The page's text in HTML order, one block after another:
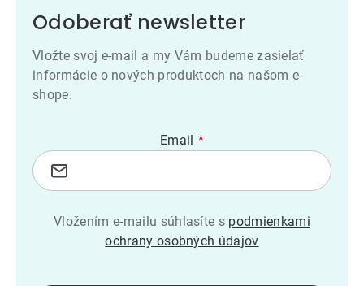
Odoberať newsletter
Vložte svoj e-mail a my Vám budeme zasielať
informácie o nových produktoch na našom e-
shope.
Email
Vložením e-mailu súhlasíte s podmienkami
ochrany osobných údajov